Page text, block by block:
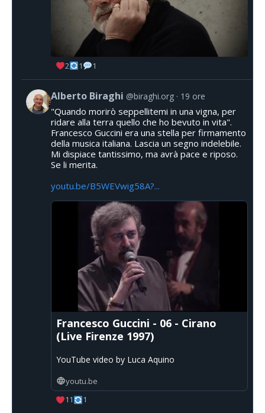
2 1 1
Alberto Biraghi @biraghi.org 19 ore
"Quando morirò seppellitemi in una vigna, per
ridare alla terra quello che ho bevuto in vita".
Francesco Guccini era una stella per firmamento
della musica italiana. Lascia un segno indelebile.
Mi dispiace tantissimo, ma avrà pace e riposo.
Se li merita.
youtu.be/B5WEVwig58A?...
Francesco Guccini - 06 - Cirano
(Live Firenze 1997)
YouTube video by Luca Aquino
youtu.be
11
1